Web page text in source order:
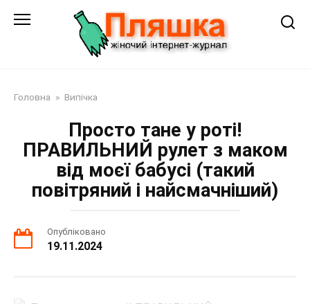
Головна » Випічка
Просто тане у роті!
ПРАВИЛЬНИЙ рулет з маком
від моєї бабусі (такий
повітряний і найсмачніший)
Опубліковано
19.11.2024